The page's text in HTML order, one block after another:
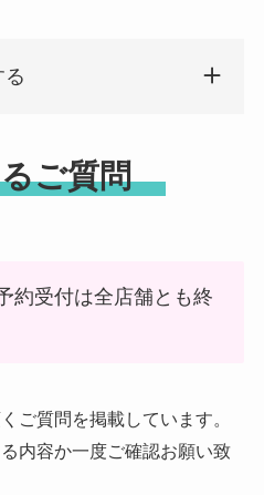
ご質問
約受付は全店舗とも終
ご質問を掲載しています。
内容か一度ご確認お願い致